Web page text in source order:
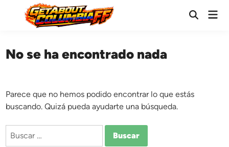
contenido
Abrir
No se ha encontrado nada
Parece que no hemos podido encontrar lo que estás
buscando. Quizá pueda ayudarte una búsqueda.
Buscar: